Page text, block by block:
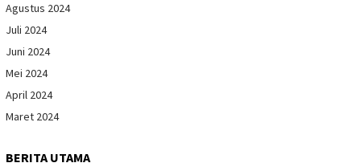
Agustus 2024
Juli 2024
Juni 2024
Mei 2024
April 2024
Maret 2024
BERITA UTAMA